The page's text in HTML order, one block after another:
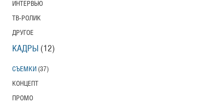
ИНТЕРВЬЮ
ТВ-РОЛИК
ДРУГОЕ
КАДРЫ (12)
СЪЕМКИ (37)
КОНЦЕПТ
ПРОМО